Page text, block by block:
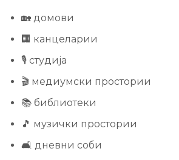
🏡 домови
🏢 канцеларии
🎙️ студија
🎬 медиумски простории
📚 библиотеки
🎵 музички простории
🛋️ дневни соби